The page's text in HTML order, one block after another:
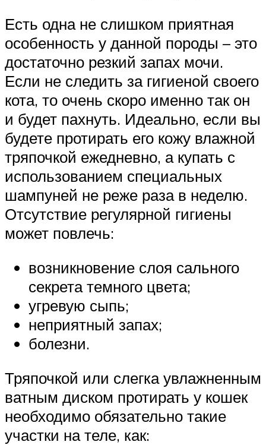
Есть одна не слишком приятная
особенность у данной породы – это
достаточно резкий запах мочи.
Если не следить за гигиеной своего
кота, то очень скоро именно так он
и будет пахнуть. Идеально, если вы
будете протирать его кожу влажной
тряпочкой ежедневно, а купать с
использованием специальных
шампуней не реже раза в неделю.
Отсутствие регулярной гигиены
может повлечь:
возникновение слоя сального
секрета темного цвета;
угревую сыпь;
неприятный запах;
болезни.
Тряпочкой или слегка увлажненным
ватным диском протирать у кошек
необходимо обязательно такие
участки на теле, как: